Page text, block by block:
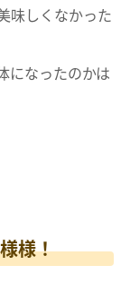
味しくなかった
になったのかは
様！